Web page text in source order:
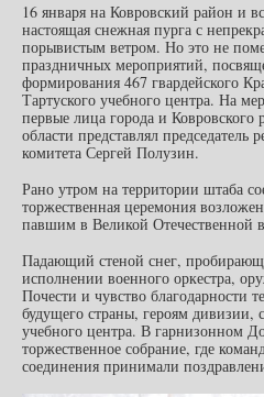
16 января на Ковровский район и
настоящая снежная пурга с
порывистым ветром. Но это не
праздничных мероприятий,
формирования 467 гвардейского
Тартуского учебного центра. На
первые лица города и Ковровского
области представлял председатель
комитета Сергей Полузин.
Рано утром на территории штаба
торжественная церемония
павшим в Великой Отечественной
Падающий стеной снег,
исполнении военного оркестра,
Почести и чувство благодарности
будущего страны, героям дивизии,
учебного центра. В гарнизонном
торжественное собрание, где
соединения принимали